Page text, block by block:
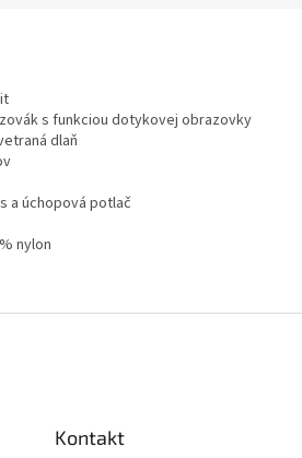
s funkciou dotykovej obrazovky
dlaň
a úchopová potlač
nylon
Kontakt